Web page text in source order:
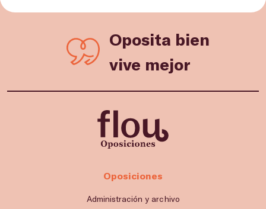
Oposita bien
vive mejor
Oposiciones
Administración y archivo